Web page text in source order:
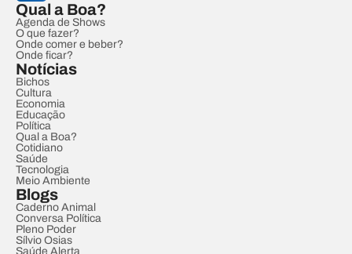
Qual a Boa?
Agenda de Shows
O que fazer?
Onde comer e beber?
Onde ficar?
Notícias
Bichos
Cultura
Economia
Educação
Política
Qual a Boa?
Cotidiano
Saúde
Tecnologia
Meio Ambiente
Blogs
Caderno Animal
Conversa Política
Pleno Poder
Sílvio Osias
Saúde Alerta